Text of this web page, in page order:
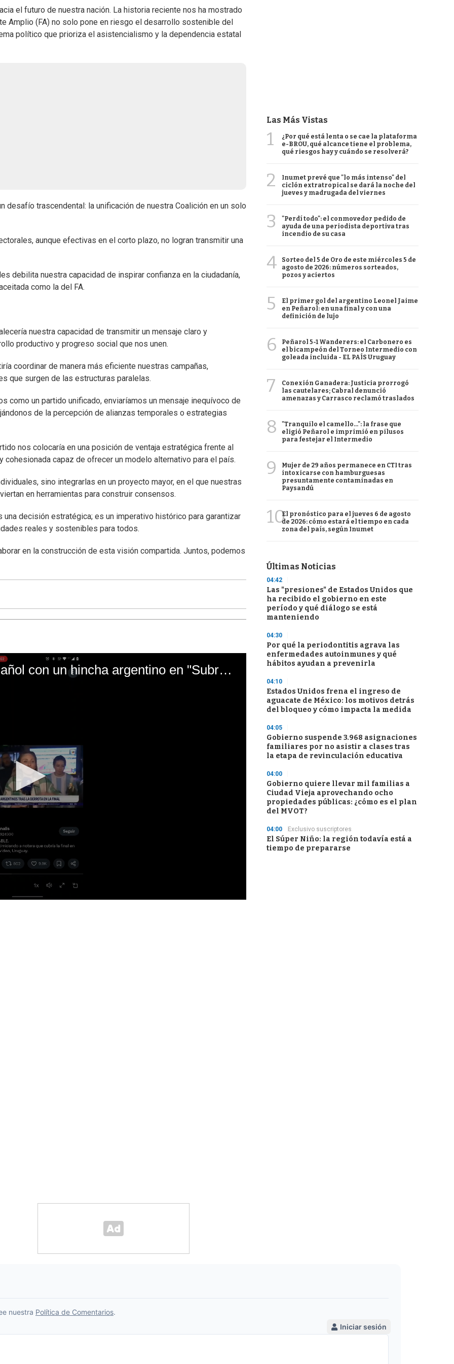
el futuro de nuestra nación. La historia reciente nos ha mostrado
Amplio (FA) no solo pone en riesgo el desarrollo sostenible del
político que prioriza el asistencialismo y la dependencia estatal
desafío trascendental: la unificación de nuestra Coalición en un solo
aunque efectivas en el corto plazo, no logran transmitir una
debilita nuestra capacidad de inspirar confianza en la ciudadanía,
como la del FA.
nuestra capacidad de transmitir un mensaje claro y
productivo y progreso social que nos unen.
coordinar de manera más eficiente nuestras campañas,
que surgen de las estructuras paralelas.
como un partido unificado, enviaríamos un mensaje inequívoco de
de la percepción de alianzas temporales o estrategias
nos colocaría en una posición de ventaja estratégica frente al
capaz de ofrecer un modelo alternativo para el país.
sino integrarlas en un proyecto mayor, en el que nuestras
en herramientas para construir consensos.
decisión estratégica; es un imperativo histórico para garantizar
reales y sostenibles para todos.
en la construcción de esta visión compartida. Juntos, podemos
El mal momento de Yanina Gasañol con un hincha argentino en "Subrayado"
Las Más Vistas
1
¿Por qué está lenta o se cae la plataforma
e-BROU, qué alcance tiene el problema,
qué riesgos hay y cuándo se resolverá?
2
Inumet prevé que "lo más intenso" del
ciclón extratropical se dará la noche del
jueves y madrugada del viernes
3
"Perdí todo": el conmovedor pedido de
ayuda de una periodista deportiva tras
incendio de su casa
4
Sorteo del 5 de Oro de este miércoles 5 de
agosto de 2026: números sorteados,
pozos y aciertos
5
El primer gol del argentino Leonel Jaime
en Peñarol: en una final y con una
definición de lujo
6
Peñarol 5-1 Wanderers: el Carbonero es
el bicampeón del Torneo Intermedio con
goleada incluida - EL PAÍS Uruguay
7
Conexión Ganadera: Justicia prorrogó
las cautelares; Cabral denunció
amenazas y Carrasco reclamó traslados
8
"Tranquilo el camello...": la frase que
eligió Peñarol e imprimió en pilusos
para festejar el Intermedio
9
Mujer de 29 años permanece en CTI tras
intoxicarse con hamburguesas
presuntamente contaminadas en
Paysandú
10El pronóstico para el jueves 6 de agosto
de 2026: cómo estará el tiempo en cada
zona del país, según Inumet
Últimas Noticias
04:42
Las "presiones" de Estados Unidos que
ha recibido el gobierno en este
período y qué diálogo se está
manteniendo
04:30
Por qué la periodontitis agrava las
enfermedades autoinmunes y qué
hábitos ayudan a prevenirla
04:10
Estados Unidos frena el ingreso de
aguacate de México: los motivos detrás
del bloqueo y cómo impacta la medida
04:05
Gobierno suspende 3.968 asignaciones
familiares por no asistir a clases tras
la etapa de revinculación educativa
04:00
Gobierno quiere llevar mil familias a
Ciudad Vieja aprovechando ocho
propiedades públicas: ¿cómo es el plan
del MVOT?
04:00 Exclusivo suscriptores
El Súper Niño: la región todavía está a
tiempo de prepararse